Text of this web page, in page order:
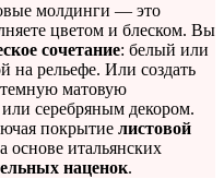
молдинги — это
цветом и блеском. Вы
сочетание: белый или
на рельефе. Или создать
матовую
серебряным декором.
покрытие листовой
основе итальянских
наценок.